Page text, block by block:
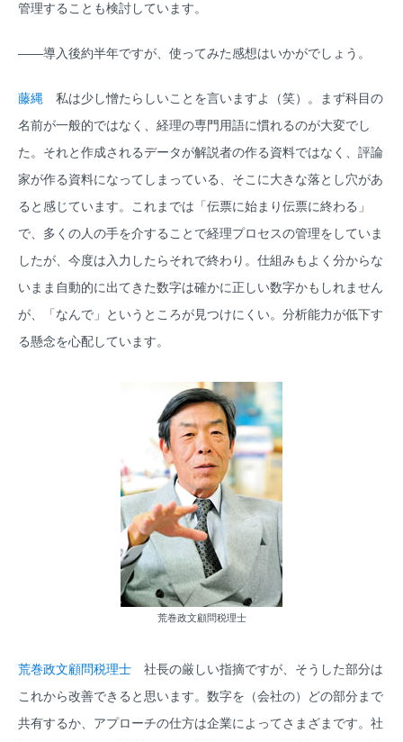
管理することも検討しています。
――導入後約半年ですが、使ってみた感想はいかがでしょう。
藤縄 私は少し憎たらしいことを言いますよ（笑）。まず科目の
名前が一般的ではなく、経理の専門用語に慣れるのが大変でし
た。それと作成されるデータが解説者の作る資料ではなく、評論
家が作る資料になってしまっている、そこに大きな落とし穴があ
ると感じています。これまでは「伝票に始まり伝票に終わる」
で、多くの人の手を介することで経理プロセスの管理をしていま
したが、今度は入力したらそれで終わり。仕組みもよく分からな
いまま自動的に出てきた数字は確かに正しい数字かもしれません
が、「なんで」というところが見つけにくい。分析能力が低下す
る懸念を心配しています。
荒巻政文顧問税理士
荒巻政文顧問税理士 社長の厳しい指摘ですが、そうした部分は
これから改善できると思います。数字を（会社の）どの部分まで
共有するか、アプローチの仕方は企業によってさまざまです。社